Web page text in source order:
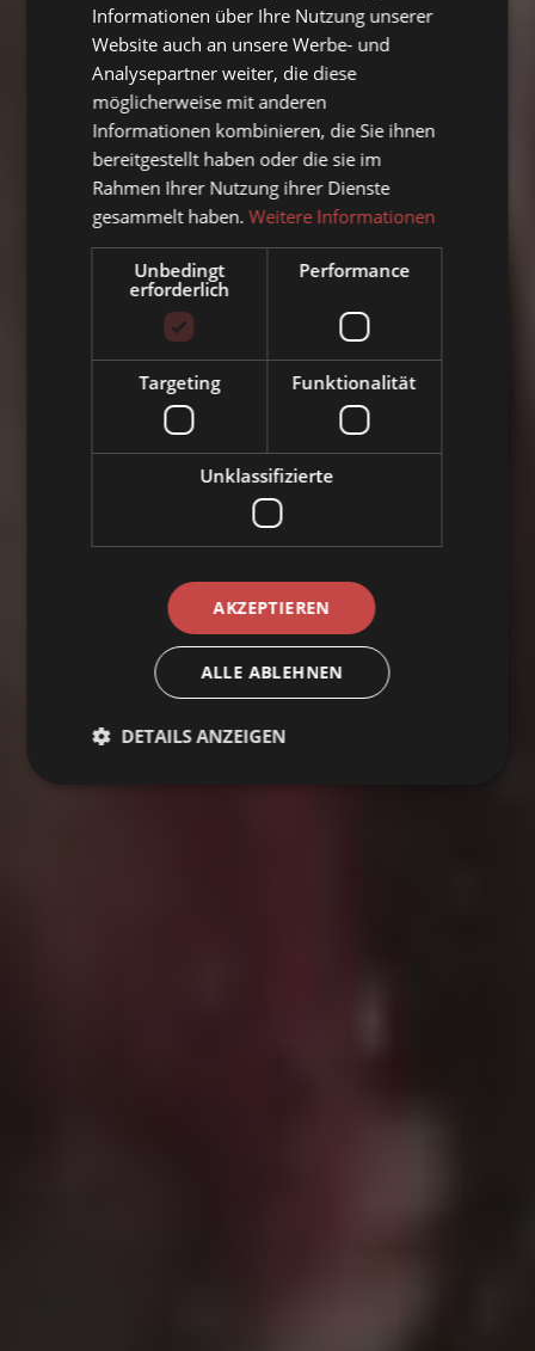
Informationen über Ihre Nutzung unserer
Website auch an unsere Werbe- und
Analysepartner weiter, die diese
möglicherweise mit anderen
Informationen kombinieren, die Sie ihnen
bereitgestellt haben oder die sie im
Rahmen Ihrer Nutzung ihrer Dienste
gesammelt haben. Weitere Informationen
Unbedingt
erforderlich
Performance
Targeting Funktionalität
Unklassifizierte
AKZEPTIEREN
ALLE ABLEHNEN
DETAILS ANZEIGEN